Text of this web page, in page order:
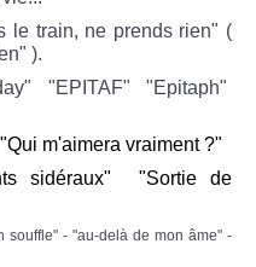
le train, ne prends rien" (
).
"EPITAF" "Epitaph"
Qui m'aimera vraiment ?"
sidéraux" "Sortie de
souffle" - "au-delà de mon âme" -